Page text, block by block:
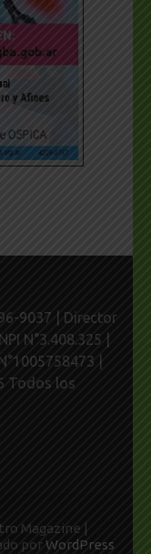
9037 | Director
N°3.408.325 |
|
Todos los
Magazine |
por WordPress